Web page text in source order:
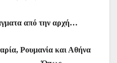
από την αρχή…
Ρουμανία και Αθήνα